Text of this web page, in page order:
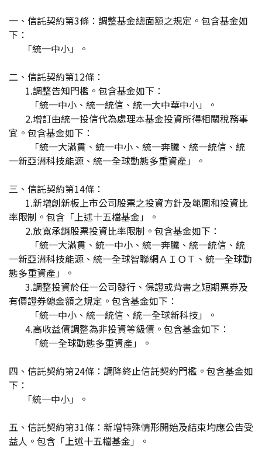
一、信託契約第3條：調整基金總面額之規定。包含基金如
下：
「統一中小」。
二、信託契約第12條：
1.調整告知門檻。包含基金如下：
「統一中小、統一統信、統一大中華中小」。
2.增訂由統一投信代為處理本基金投資所得相關稅務事
宜。包含基金如下：
「統一大滿貫、統一中小、統一奔騰、統一統信、統
一新亞洲科技能源、統一全球動態多重資產」。
三、信託契約第14條：
1.新增創新板上市公司股票之投資方針及範圍和投資比
率限制。包含「上述十五檔基金」。
2.放寬承銷股票投資比率限制。包含基金如下：
「統一大滿貫、統一中小、統一奔騰、統一統信、統
一新亞洲科技能源、統一全球智聯網ＡＩＯＴ、統一全球動
態多重資產」。
3.調整投資於任一公司發行、保證或背書之短期票券及
有價證券總金額之規定。包含基金如下：
「統一中小、統一統信、統一全球新科技」。
4.高收益債調整為非投資等級債。包含基金如下：
「統一全球動態多重資產」。
四、信託契約第24條：調降終止信託契約門檻。包含基金如
下：
「統一中小」。
五、信託契約第31條：新增特殊情形開始及結束均應公告受
益人。包含「上述十五檔基金」。